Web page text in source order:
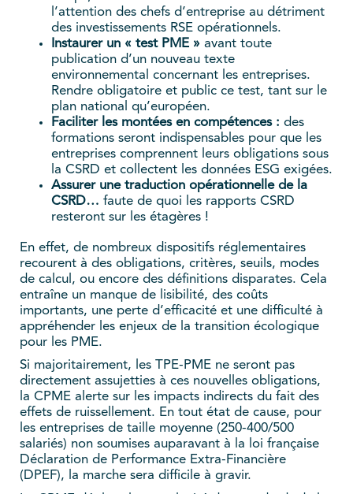
l’attention des chefs d’entreprise au détriment
des investissements RSE opérationnels.
Instaurer un « test PME » avant toute
publication d’un nouveau texte
environnemental concernant les entreprises.
Rendre obligatoire et public ce test, tant sur le
plan national qu’européen.
Faciliter les montées en compétences : des
formations seront indispensables pour que les
entreprises comprennent leurs obligations sous
la CSRD et collectent les données ESG exigées.
Assurer une traduction opérationnelle de la
CSRD… faute de quoi les rapports CSRD
resteront sur les étagères !
En effet, de nombreux dispositifs réglementaires
recourent à des obligations, critères, seuils, modes
de calcul, ou encore des définitions disparates. Cela
entraîne un manque de lisibilité, des coûts
importants, une perte d’efficacité et une difficulté à
appréhender les enjeux de la transition écologique
pour les PME.
Si majoritairement, les TPE-PME ne seront pas
directement assujetties à ces nouvelles obligations,
la CPME alerte sur les impacts indirects du fait des
effets de ruissellement. En tout état de cause, pour
les entreprises de taille moyenne (250-400/500
salariés) non soumises auparavant à la loi française
Déclaration de Performance Extra-Financière
(DPEF), la marche sera difficile à gravir.